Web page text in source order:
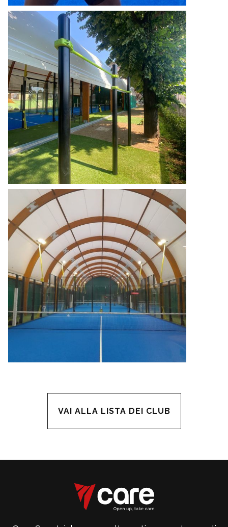
VAI ALLA LISTA DEI CLUB